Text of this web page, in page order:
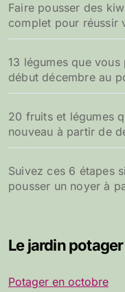
Faire pousser des
complet pour réussir
13 légumes que
début décembre au
20 fruits et légumes
nouveau à partir de
Suivez ces 6 étapes
pousser un noyer à
Le jardin
Potager en octobre